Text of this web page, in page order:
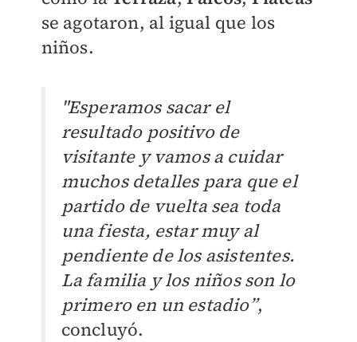
se agotaron, al igual que los
niños.
"Esperamos sacar el
resultado positivo de
visitante y vamos a cuidar
muchos detalles para que el
partido de vuelta sea toda
una fiesta, estar muy al
pendiente de los asistentes.
La familia y los niños son lo
primero en un estadio”,
concluyó.